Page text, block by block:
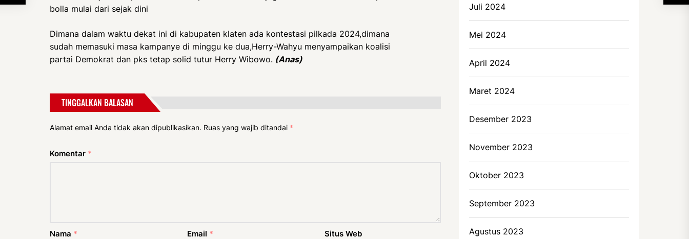
bolla mulai dari sejak dini
Dimana dalam waktu dekat ini di kabupaten klaten ada kontestasi pilkada 2024,dimana
sudah memasuki masa kampanye di minggu ke dua,Herry-Wahyu menyampaikan koalisi
partai Demokrat dan pks tetap solid tutur Herry Wibowo. (Anas)
TINGGALKAN BALASAN
Alamat email Anda tidak akan dipublikasikan. Ruas yang wajib ditandai *
Komentar *
Nama * Email * Situs Web
Juli 2024
Mei 2024
April 2024
Maret 2024
Desember 2023
November 2023
Oktober 2023
September 2023
Agustus 2023